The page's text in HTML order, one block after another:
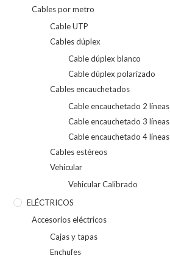
Cables por metro
Cable UTP
Cables dúplex
Cable dúplex blanco
Cable dúplex polarizado
Cables encauchetados
Cable encauchetado 2 líneas
Cable encauchetado 3 líneas
Cable encauchetado 4 líneas
Cables estéreos
Vehicular
Vehicular Calibrado
ELÉCTRICOS
Accesorios eléctricos
Cajas y tapas
Enchufes